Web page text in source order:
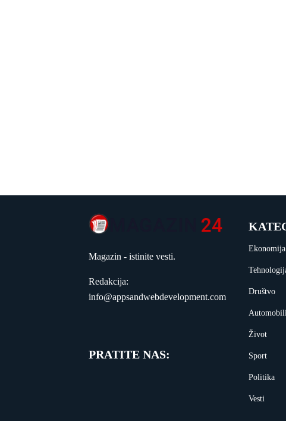
Magazin - istinite vesti.
Redakcija:
info@appsandwebdevelopment.com
PRATITE NAS:
Ekonomija
Društvo
Život
Sport
Politika
Vesti